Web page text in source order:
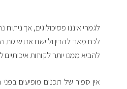
לגמרי איננו פסיכולוגים, אך ניתוח
לכם מאד להבין וליישם את שיטת
להביא ממנו יותר לקוחות
אין ספור של תכנים מופיעים